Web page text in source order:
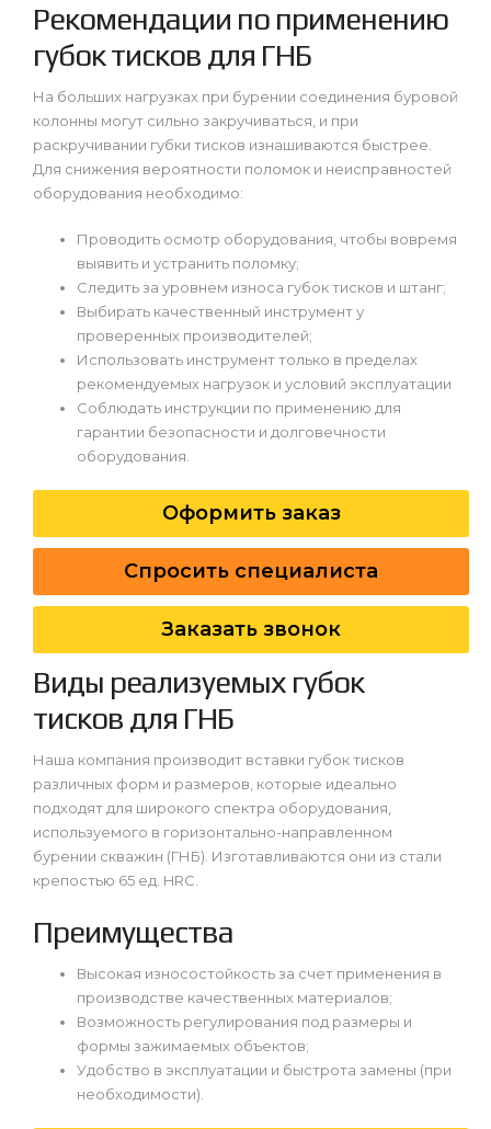
Рекомендации по применению
губок тисков для ГНБ
На больших нагрузках при бурении соединения буровой
колонны могут сильно закручиваться, и при
раскручивании губки тисков изнашиваются быстрее.
Для снижения вероятности поломок и неисправностей
оборудования необходимо:
Проводить осмотр оборудования, чтобы вовремя
выявить и устранить поломку;
Следить за уровнем износа губок тисков и штанг;
Выбирать качественный инструмент у
проверенных производителей;
Использовать инструмент только в пределах
рекомендуемых нагрузок и условий эксплуатации
Соблюдать инструкции по применению для
гарантии безопасности и долговечности
оборудования.
Оформить заказ
Спросить специалиста
Заказать звонок
Виды реализуемых губок
тисков для ГНБ
Наша компания производит вставки губок тисков
различных форм и размеров, которые идеально
подходят для широкого спектра оборудования,
используемого в горизонтально-направленном
бурении скважин (ГНБ). Изготавливаются они из стали
крепостью 65 ед. HRC.
Преимущества
Высокая износостойкость за счет применения в
производстве качественных материалов;
Возможность регулирования под размеры и
формы зажимаемых объектов;
Удобство в эксплуатации и быстрота замены (при
необходимости).